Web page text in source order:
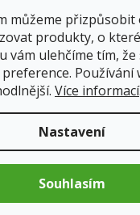
můžeme přizpůsobit
produkty, o
vám ulehčíme tím, že
Používání
Více informací
Nastavení
Souhlasím
Hodnocení
sušené
sůl, rozmarýn (1%)